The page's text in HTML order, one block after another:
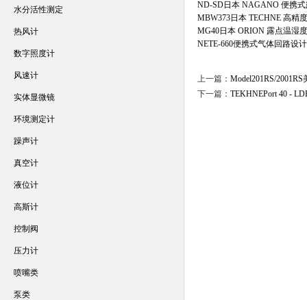
ND-SD日本 NAGANO 便携
MBW373日本 TECHNE 高精
MG40日本 ORION 露点温湿
NETE-660便携式气体回路设
上一篇： Model201RS/
下一篇： TEKHNEPort 40 -
水分活性测定
热风计
数字照度计
风速计
实体显微镜
环境测定计
躁声计
真空计
液位计
高斯计
控制阀
压力计
喷嘴类
泵类